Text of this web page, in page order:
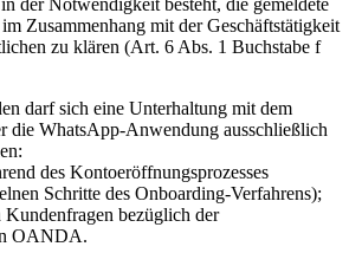
der Notwendigkeit besteht, die gemeldete
Zusammenhang mit der Geschäftstätigkeit
zu klären (Art. 6 Abs. 1 Buchstabe f
darf sich eine Unterhaltung mit dem
die WhatsApp-Anwendung ausschließlich
des Kontoeröffnungsprozesses
Schritte des Onboarding-Verfahrens);
bezüglich der
OANDA.